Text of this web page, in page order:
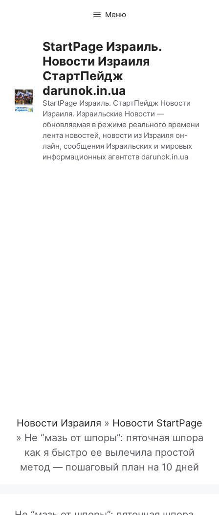
Меню
StartPage Израиль.
Новости Израиля
СтартПейдж
darunok.in.ua
StartPage Израиль. СтартПейдж Новости
Израиля. Израильские Новости —
обновляемая в режиме реального времени
лента новостей, новости из Израиля он-
лайн, сообщения Израильских и мировых
информационных агентств darunok.in.ua
Новости Израиля » Новости StartPage
» Не “мазь от шпоры”: пяточная шпора
как я быстро ее вылечила простой
метод — пошаговый план на 10 дней